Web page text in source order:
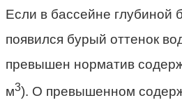
Если в бассейне глубиной
появился бурый оттенок
превышен норматив
м3). О превышенном